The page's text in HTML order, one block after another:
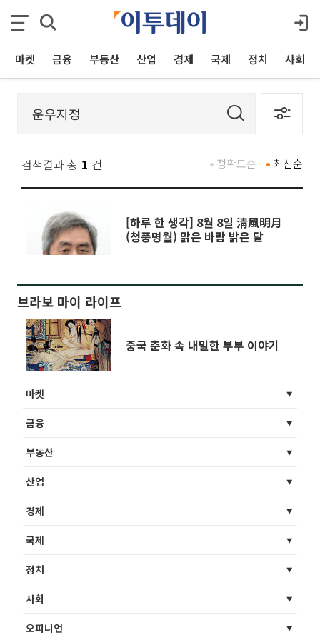
마켓 금융 부동산 산업 경제 국제 정치 사회
검색결과 총 1 건 최신순
정확도순
[하루 한 생각] 8월 8일 淸風明月
(청풍명월) 맑은 바람 밝은 달
브라보 마이 라이프
중국 춘화 속 내밀한 부부 이야기
마켓
금융
부동산
산업
경제
국제
정치
사회
오피니언